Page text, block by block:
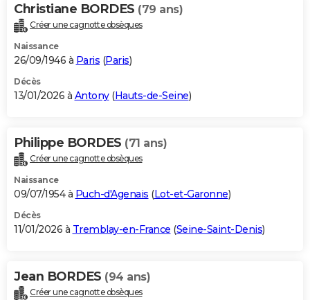
Christiane BORDES (79 ans)
Créer une cagnotte obsèques
Naissance
26/09/1946 à Paris (Paris)
Décès
13/01/2026 à Antony(Hauts-de-Seine)
Philippe BORDES (71 ans)
Créer une cagnotte obsèques
Naissance
09/07/1954 à Puch-d'Agenais (Lot-et-Garonne)
Décès
11/01/2026 à Tremblay-en-France (Seine-Saint-Denis)
Jean BORDES (94 ans)
Créer une cagnotte obsèques